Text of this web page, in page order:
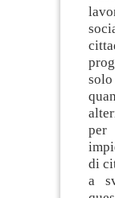
per
di
a